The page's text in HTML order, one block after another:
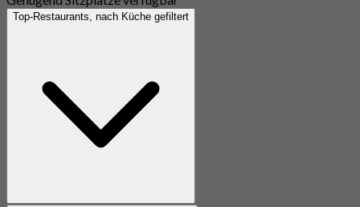
Top-Restaurants, nach Küche gefiltert